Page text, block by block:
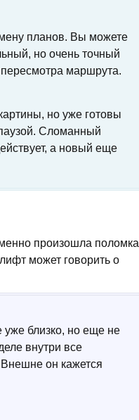
планов. Вы можете
но очень точный
маршрута.
но уже готовы
Сломанный
а новый еще
произошла поломка
может говорить о
уже близко, но еще не
внутри все
он кажется